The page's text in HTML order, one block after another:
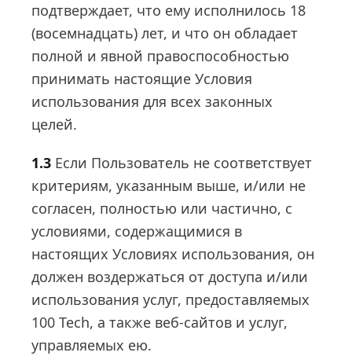
подтверждает, что ему исполнилось 18
(восемнадцать) лет, и что он обладает
полной и явной правоспособностью
принимать настоящие Условия
использования для всех законных
целей.
1.3 Если Пользователь не соответствует
критериям, указанным выше, и/или не
согласен, полностью или частично, с
условиями, содержащимися в
настоящих Условиях использования, он
должен воздержаться от доступа и/или
использования услуг, предоставляемых
100 Tech, а также веб-сайтов и услуг,
управляемых ею.